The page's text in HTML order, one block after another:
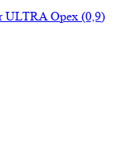
ULTRA Орех (0,9)